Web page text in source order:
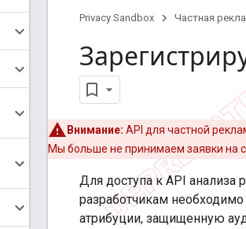
Privacy Sandbox Частная
Внимание: API для частной
Мы больше не принимаем заявки на
Для доступа к API анализа
разработчикам необходимо
атрибуции, защищенную